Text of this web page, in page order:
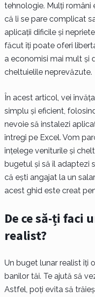
tehnologie. Mulți români
că li se pare complicat
aplicații dificile și
făcut îți poate oferi
a economisi mai mult și
cheltuielile neprevăzute.
În acest articol, vei
simplu și eficient,
nevoie să instalezi
întregi pe Excel. Vom
înțelege veniturile și
bugetul și să îl adaptezi
că ești angajat la un
acest ghid este creat
De ce să-ți faci
realist?
Un buget lunar realist îți
banilor tăi. Te ajută să
Astfel, poți evita să